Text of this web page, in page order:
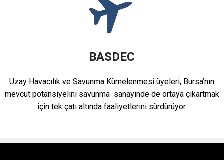
BASDEC
Uzay Havacılık ve Savunma Kümelenmesi üyeleri, Bursa’nın
mevcut potansiyelini savunma sanayinde de ortaya çıkartmak
için tek çatı altında faaliyetlerini sürdürüyor.